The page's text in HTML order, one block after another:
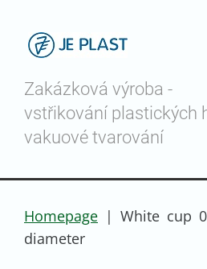
Zakázková výroba -
vstřikování plastických
vakuové tvarování
Homepage | White cup
diameter